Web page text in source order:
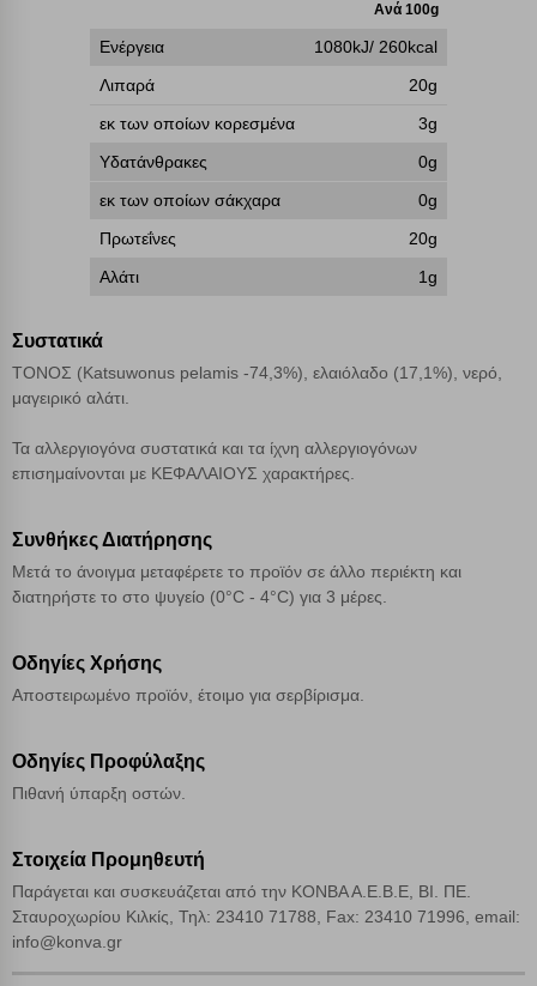
Ανά 100g
Ενέργεια
1080kJ/ 260kcal
Λιπαρά
20g
εκ των οποίων κορεσμένα
3g
Υδατάνθρακες
0g
εκ των οποίων σάκχαρα
0g
Πρωτεΐνες
20g
Αλάτι
1g
Συστατικά
ΤΟΝΟΣ (Katsuwonus pelamis -74,3%), ελαιόλαδο (17,1%), νερό,
μαγειρικό αλάτι.
Τα αλλεργιογόνα συστατικά και τα ίχνη αλλεργιογόνων
επισημαίνονται με ΚΕΦΑΛΑΙΟΥΣ χαρακτήρες.
Συνθήκες Διατήρησης
Μετά το άνοιγμα μεταφέρετε το προϊόν σε άλλο περιέκτη και
διατηρήστε το στο ψυγείο (0°C - 4°C) για 3 μέρες.
Οδηγίες Χρήσης
Αποστειρωμένο προϊόν, έτοιμο για σερβίρισμα.
Οδηγίες Προφύλαξης
Πιθανή ύπαρξη οστών.
Στοιχεία Προμηθευτή
Παράγεται και συσκευάζεται από την ΚΟΝΒΑ Α.Ε.Β.Ε, ΒΙ. ΠΕ.
Σταυροχωρίου Κιλκίς, Τηλ: 23410 71788, Fax: 23410 71996, email:
info@konva.gr
Cookies στόχευσης
Cookies απόδοσης
Απολύτως απαραίτητα cookies
Απόρριψη όλων